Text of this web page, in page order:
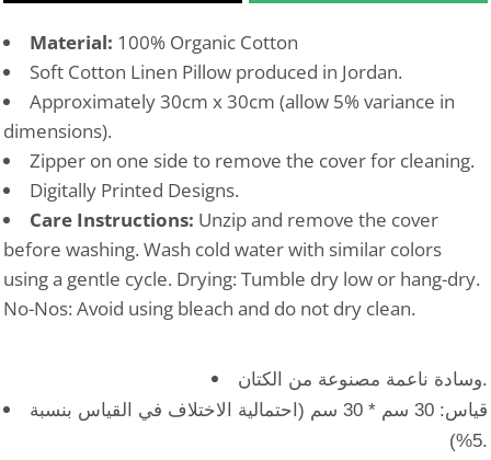
Material: 100% Organic Cotton
Soft Cotton Linen Pillow produced in Jordan.
Approximately 30cm x 30cm (allow 5% variance in
dimensions).
Zipper on one side to remove the cover for cleaning.
Digitally Printed Designs.
Care Instructions: Unzip and remove the cover
before washing. Wash cold water with similar colors
using a gentle cycle. Drying: Tumble dry low or hang-dry.
No-Nos: Avoid using bleach and do not dry clean.
وسادة ناعمة مصنوعة من الكتان.
قياس: 30 سم * 30 سم (احتمالية الاختلاف في القياس بنسبة
5%).